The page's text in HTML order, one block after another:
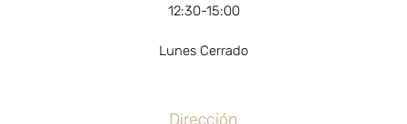
12:30-15:00
Lunes Cerrado
Dirección